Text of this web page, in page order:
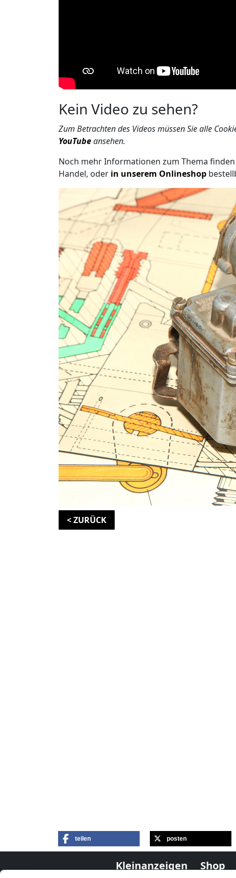
Kein Video zu sehen?
Zum Betrachten des Videos müssen Sie alle
YouTubeansehen.
Noch mehr Informationen zum Thema finden
Handel, oder in unserem Onlineshop
< ZURÜCK
teilen posten
Kleinanzeigen Shop